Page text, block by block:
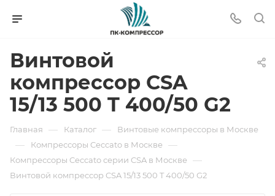
Винтовой
компрессор CSA
15/13 500 T 400/50 G2
Главная — Каталог — Винтовые компрессоры в Москве
— Компрессоры Ceccato в Москве —
Компрессоры Ceccato серии CSA в Москве —
Винтовой компрессор CSA 15/13 500 T 400/50 G2